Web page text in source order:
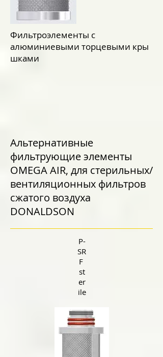
Фильтроэлементы с
алюминиевыми торцевыми кры
шками
Альтернативные
фильтрующие элементы
OMEGA AIR, для стерильных/
вентиляционных фильтров
сжатого воздуха
DONALDSON
P-
SR
F
st
er
ile